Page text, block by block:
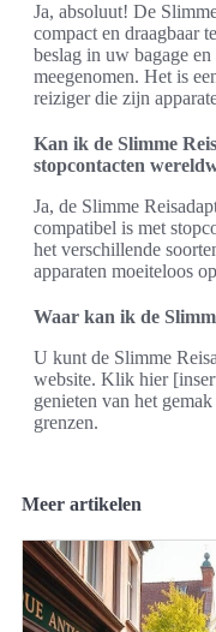
Ja, absoluut! De
compact en draagbaar
beslag in uw bagage
meegenomen. Het is
reiziger die zijn
Kan ik de Slimme
stopcontacten
Ja, de Slimme
compatibel is met
het verschillende
apparaten moeiteloos
Waar kan ik de
U kunt de Slimme
website. Klik hier
genieten van het
grenzen.
Meer artikelen